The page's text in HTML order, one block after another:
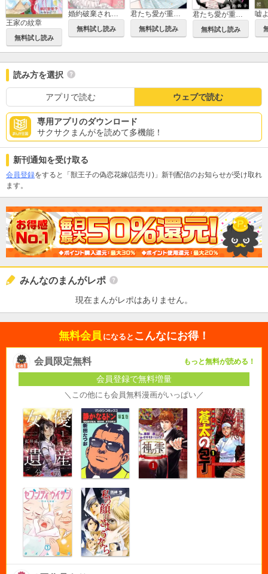
王家の紋章
無料試し読み
無料試し読み 無料試し読み
君たち愛が重すぎる。(話売り)
無料試し読み
読み方を選択
アプリで読む ウェブで読む
専用アプリのダウンロード
サクサクまんがを読めて多機能！
新刊通知を受け取る
会員登録をすると「獣王子の偽恋花嫁(話売り)」新刊配信のお知らせが受け取れ
ます。
みんなのまんがレポ
現在まんがレポはありません。
無料会員 になると こんなにお得！
会員限定無料 もっと無料が読める！
会員登録で無料増量
＼この他にも会員無料漫画がいっぱい／